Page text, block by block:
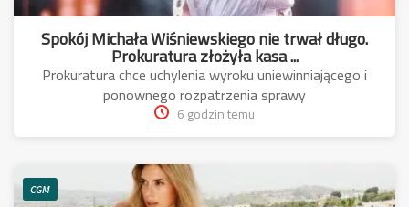
Spokój Michała Wiśniewskiego nie trwał długo.
Prokuratura złożyła kasa ...
Prokuratura chce uchylenia wyroku uniewinniającego i
ponownego rozpatrzenia sprawy
6 godzin temu
CGM